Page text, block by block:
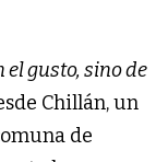
el gusto, sino de
Chillán, un
de